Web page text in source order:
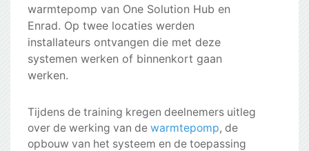
warmtepomp van One Solution Hub en
Enrad. Op twee locaties werden
installateurs ontvangen die met deze
systemen werken of binnenkort gaan
werken.
Tijdens de training kregen deelnemers uitleg
over de werking van de warmtepomp, de
opbouw van het systeem en de toepassing